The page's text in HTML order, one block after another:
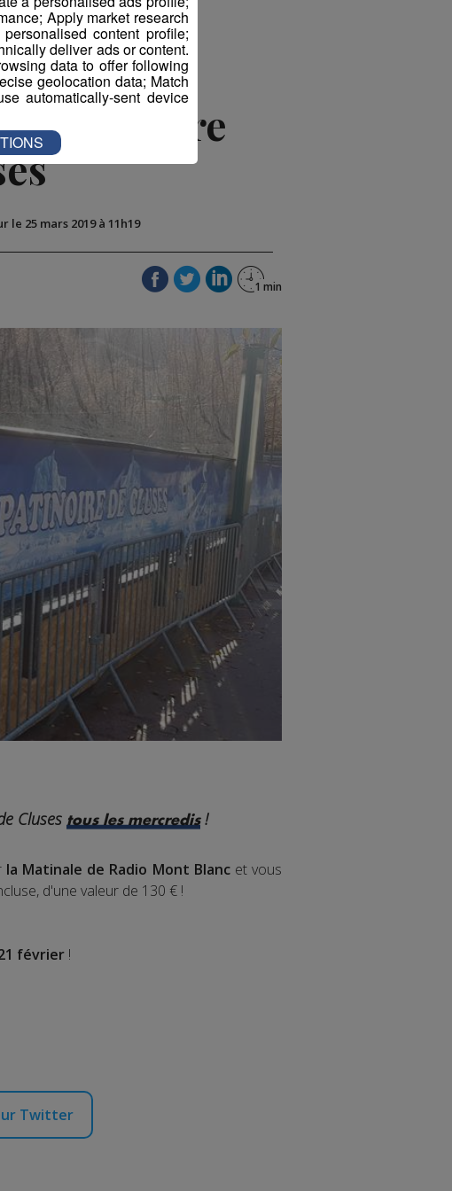
la patinoire
le 25 mars 2019 à 11h19
Cluses tous les mercredis!
la Matinale de Radio Mont Blancet vous
d'une valeur de 130 € !
février !
Twitter
Apply market research
content profile;
deliver ads or content.
data to offer following
geolocation data; Match
automatically-sent device